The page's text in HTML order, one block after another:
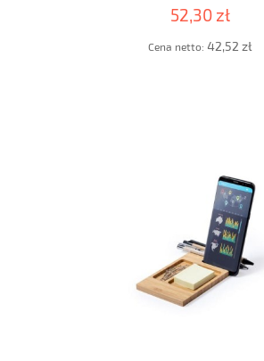
52,30 zł
Cena netto: 42,52 zł